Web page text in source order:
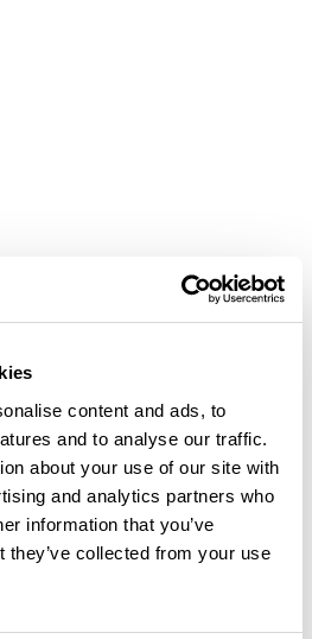
content and ads, to
and to analyse our traffic.
about your use of our site with
and analytics partners who
information that you’ve
they’ve collected from your use
un avis
de 59,1 km à proximité de